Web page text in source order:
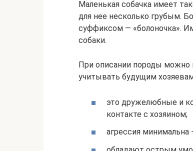
Маленькая собачка имеет
для нее несколько грубым.
суффиксом — «болоночка».
собаки.
При описании породы
учитывать будущим
это дружелюбные и
контакте с хозяином;
агрессия минимальна